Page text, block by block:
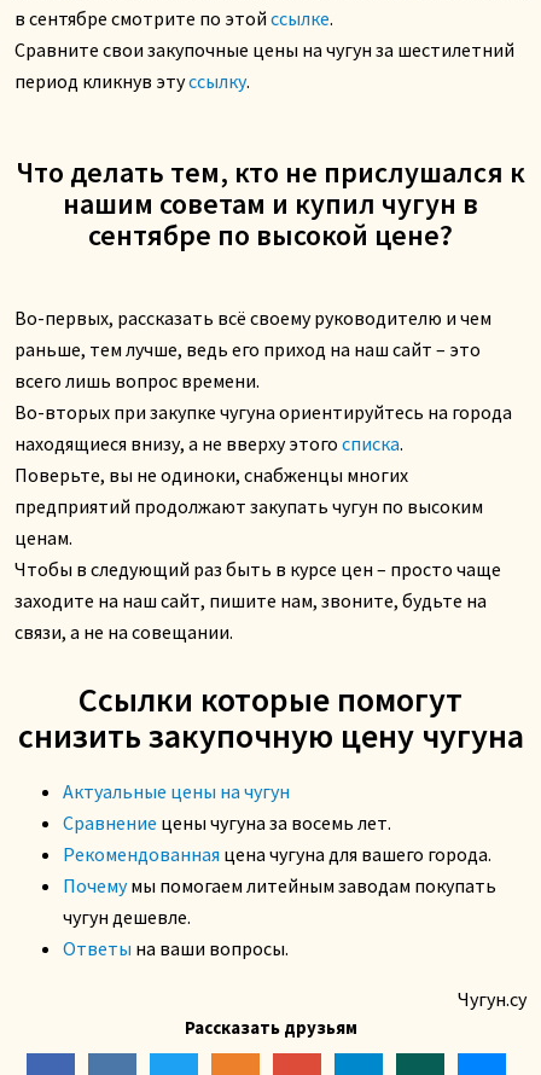
в сентябре смотрите по этой ссылке.
Сравните свои закупочные цены на чугун за шестилетний
период кликнув этуссылку.
Что делать тем, кто не прислушался к
нашим советам и купил чугун в
сентябре по высокой цене?
Во-первых, рассказать всё своему руководителю и чем
раньше, тем лучше, ведь его приход на наш сайт – это
всего лишь вопрос времени.
Во-вторых при закупке чугуна ориентируйтесь на города
находящиеся внизу, а не вверху этого списка.
Поверьте, вы не одиноки, снабженцы многих
предприятий продолжают закупать чугун по высоким
ценам.
Чтобы в следующий раз быть в курсе цен – просто чаще
заходите на наш сайт, пишите нам, звоните, будьте на
связи, а не на совещании.
Ссылки которые помогут
снизить закупочную цену чугуна
Актуальные цены на чугун
Сравнение цены чугуна за восемь лет.
Рекомендованная цена чугуна для вашего города.
Почемумы помогаем литейным заводам покупать
чугун дешевле.
Ответы на ваши вопросы.
Чугун.су
Рассказать друзьям